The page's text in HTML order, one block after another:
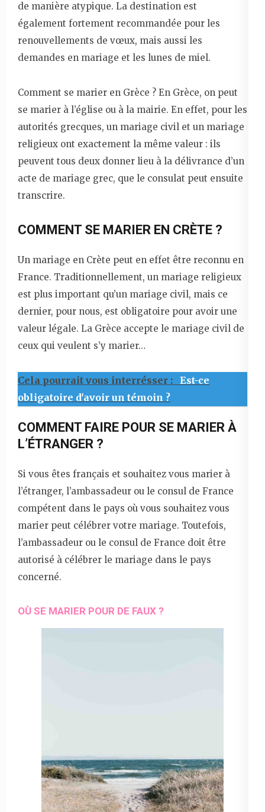
de manière atypique. La destination est
également fortement recommandée pour les
renouvellements de vœux, mais aussi les
demandes en mariage et les lunes de miel.
Comment se marier en Grèce ? En Grèce, on peut
se marier à l’église ou à la mairie. En effet, pour les
autorités grecques, un mariage civil et un mariage
religieux ont exactement la même valeur : ils
peuvent tous deux donner lieu à la délivrance d’un
acte de mariage grec, que le consulat peut ensuite
transcrire.
COMMENT SE MARIER EN CRÈTE ?
Un mariage en Crète peut en effet être reconnu en
France. Traditionnellement, un mariage religieux
est plus important qu’un mariage civil, mais ce
dernier, pour nous, est obligatoire pour avoir une
valeur légale. La Grèce accepte le mariage civil de
ceux qui veulent s’y marier…
Cela pourrait vous interrésser : Est-ce
obligatoire d'avoir un témoin ?
COMMENT FAIRE POUR SE MARIER À
L’ÉTRANGER ?
Si vous êtes français et souhaitez vous marier à
l’étranger, l’ambassadeur ou le consul de France
compétent dans le pays où vous souhaitez vous
marier peut célébrer votre mariage. Toutefois,
l’ambassadeur ou le consul de France doit être
autorisé à célébrer le mariage dans le pays
concerné.
OÙ SE MARIER POUR DE FAUX ?